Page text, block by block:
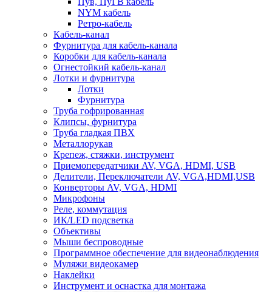
NYM кабель
Ретро-кабель
Кабель-канал
Фурнитура для кабель-канала
Коробки для кабель-канала
Огнестойкий кабель-канал
Лотки и фурнитура
Лотки
Фурнитура
Труба гофрированная
Клипсы, фурнитура
Труба гладкая ПВХ
Металлорукав
Крепеж, стяжки, инструмент
Приемопередатчики AV, VGA, HDMI, USB
Делители, Переключатели AV, VGA,HDMI,USB
Конверторы AV, VGA, HDMI
Микрофоны
Реле, коммутация
ИК/LED подсветка
Объективы
Мыши беспроводные
Программное обеспечение для видеонаблюдения
Муляжи видеокамер
Наклейки
Инструмент и оснастка для монтажа